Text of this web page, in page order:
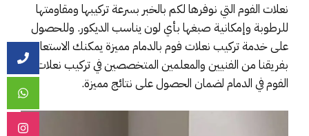
نعلات الفوم التي نوفرها لكم بالخبر بسرعة تركيبها ومقاومتها
للرطوبة وإمكانية صبغها بأي لون يناسب الديكور. وللحصول
على خدمة تركيب نعلات فوم بالدمام مميزة يمكنك الاستعانة
بفريقنا من الفنيين والمعلمين المتخصصين في تركيب نعلات
الفوم في الدمام لضمان الحصول على نتائج مميزة.